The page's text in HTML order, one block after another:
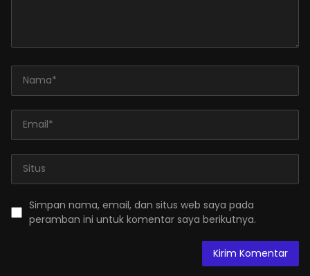
Simpan nama, email, dan situs web saya pada
peramban ini untuk komentar saya berikutnya.